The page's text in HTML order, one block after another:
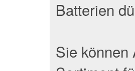
Batterien
Sie können